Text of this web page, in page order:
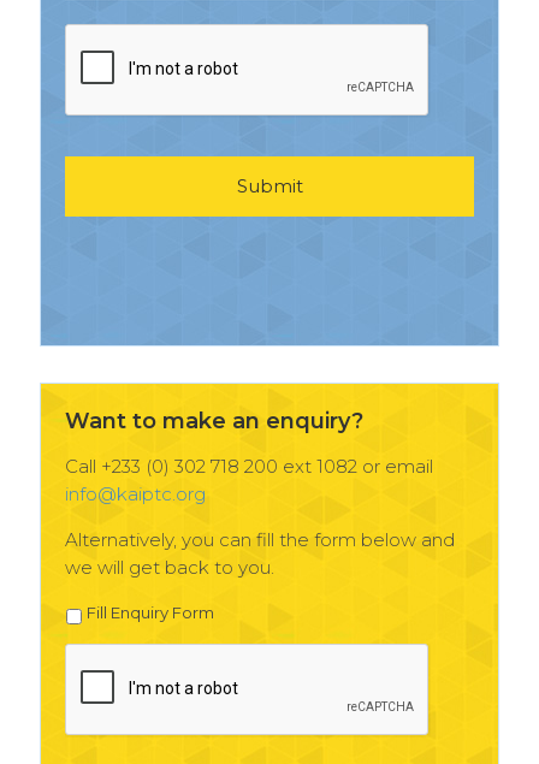
Want to make an enquiry?
Call +233 (0) 302 718 200 ext 1082 or email
info@kaiptc.org
Alternatively, you can fill the form below and
we will get back to you.
Fill Enquiry Form